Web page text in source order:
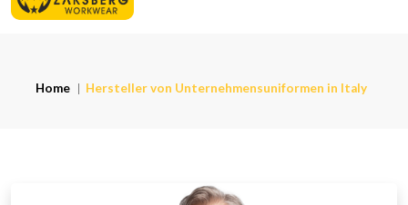
Home Hersteller von Unternehmensuniformen in Italy